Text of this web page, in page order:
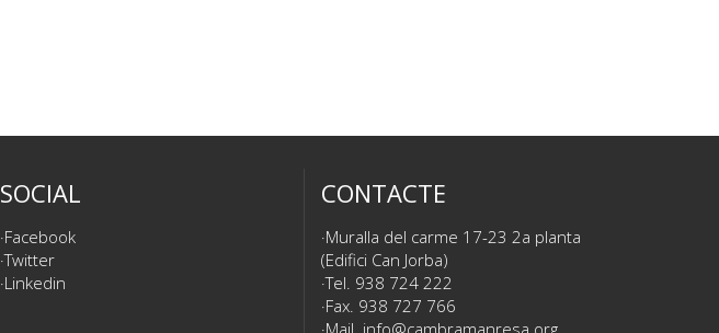
SOCIAL
Facebook
Twitter
Linkedin
CONTACTE
Muralla del carme 17-23 2a planta
(Edifici Can Jorba)
Tel. 938 724 222
Fax. 938 727 766
Mail. info@cambramanresa.org